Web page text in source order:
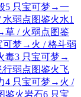
5 只宝可梦→一
水弱点图鉴火水1
草 / 火弱点图鉴
可梦→ 火 / 格斗弱
毒3 只宝可梦→
行弱点图鉴火飞
4 只宝可梦→ 火 /
鉴火岩石6 只宝